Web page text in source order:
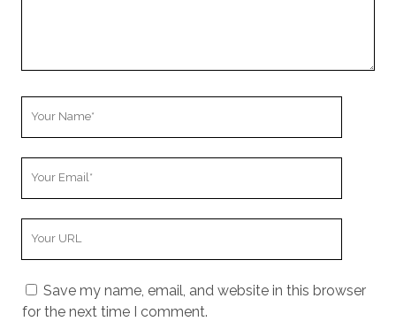
Save my name, email, and website in this browser
for the next time I comment.